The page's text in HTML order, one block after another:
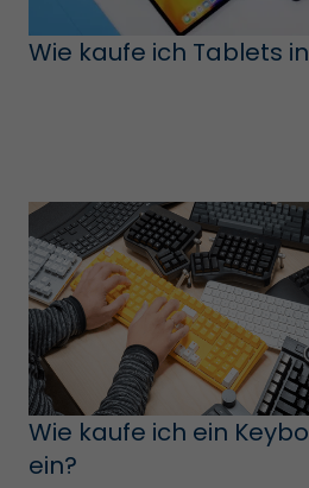
Wie kaufe ich Tablets
Wie kaufe ich ein
ein?